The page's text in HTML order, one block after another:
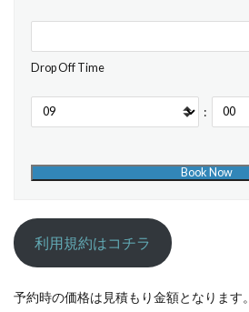
Drop Off Time
:
利用規約はコチラ
予約時の価格は見積もり金額となります。